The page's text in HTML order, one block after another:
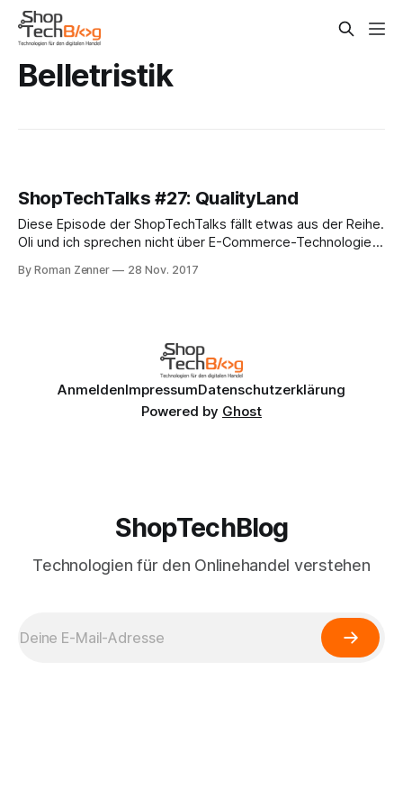
Belletristik
ShopTechTalks #27: QualityLand
Diese Episode der ShopTechTalks fällt etwas aus der Reihe.
Oli und ich sprechen nicht über E-Commerce-Technologie
die Lupe, das uns gleichermaßen begeistert. Die Rede ist
By Roman Zenner 28 Nov. 2017
AnmeldenImpressumDatenschutzerklärung
Powered by Ghost
ShopTechBlog
Technologien für den Onlinehandel verstehen